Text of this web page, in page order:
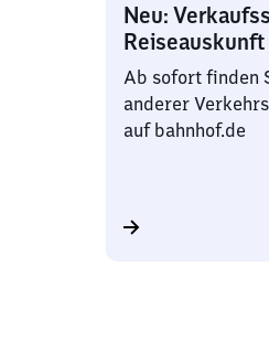
Neu:
Reiseauskunft
Ab sofort finden
anderer
auf bahnhof.de